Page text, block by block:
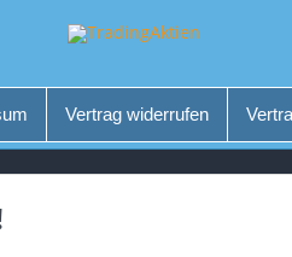
Vertrag widerrufen